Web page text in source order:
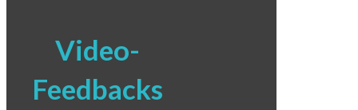
Video-
Feedbacks